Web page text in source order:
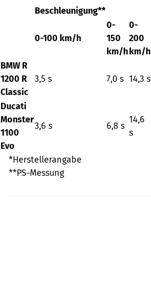
Beschleunigung**
0-100 km/h
0-
150
km/h
0-
200
km/h
BMW R
1200 R
Classic
3,5 s 7,0 s 14,3 s
Ducati
Monster
1100
Evo
3,6 s 6,8 s
14,6
s
*Herstellerangabe
**PS-Messung